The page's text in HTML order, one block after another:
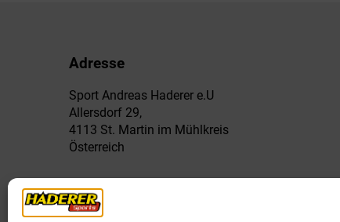
Adresse
Sport Andreas Haderer e.U
Allersdorf 29,
4113 St. Martin im Mühlkreis
Österreich